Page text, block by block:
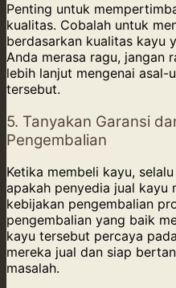
Penting untuk
kualitas. Cobalah untuk
berdasarkan kualitas kayu
Anda merasa ragu, jangan
lebih lanjut mengenai asal-
tersebut.
5. Tanyakan Garansi
Pengembalian
Ketika membeli kayu,
apakah penyedia jual kayu
kebijakan pengembalian
pengembalian yang baik
kayu tersebut percaya
mereka jual dan siap
masalah.